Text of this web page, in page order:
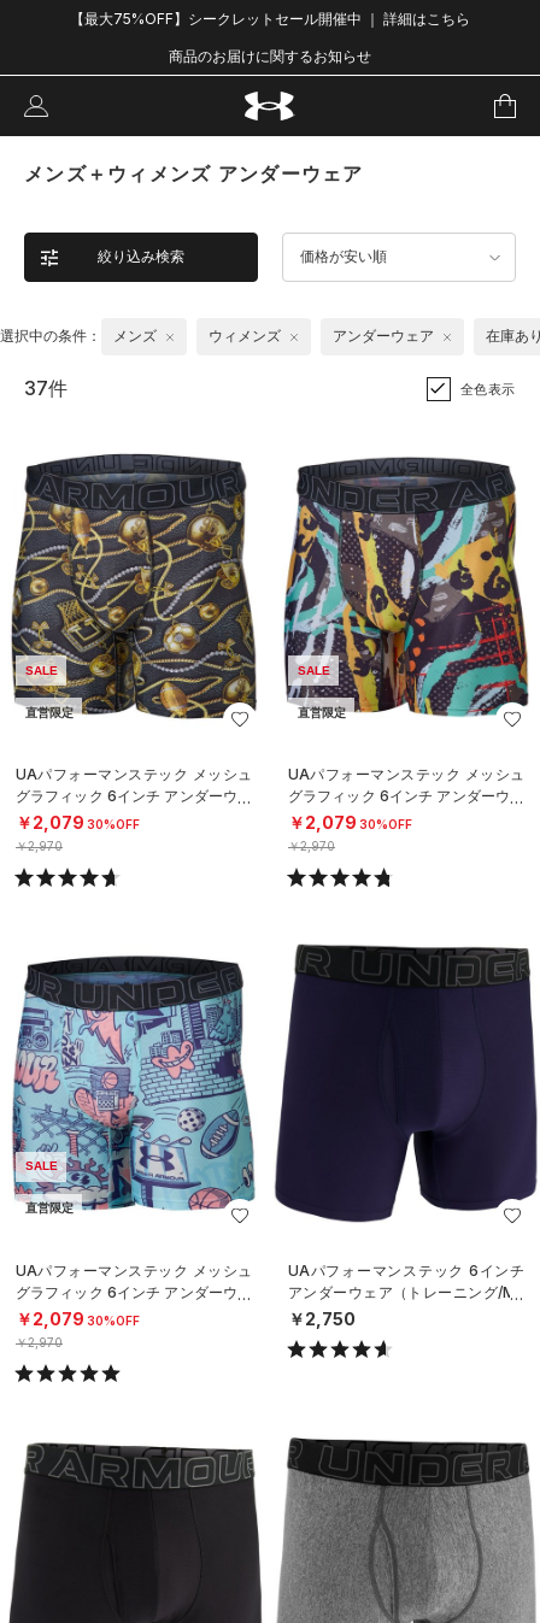
【最大75%OFF】シークレットセール開催中 ｜ 詳細はこちら
商品のお届けに関するお知らせ
メンズ＋ウィメンズ アンダーウェア
絞り込み検索 価格が安い順
選択中の条件： メンズ ウィメンズ アンダーウェア 在庫あ
37件 全色表示
SALE
直営限定
UAパフォーマンステック メッシュ
グラフィック 6インチ アンダーウェ
ア（トレーニング/MEN）
￥2,079 30%OFF
￥2,970
SALE
直営限定
UAパフォーマンステック メッシュ
グラフィック 6インチ アンダーウェ
ア（トレーニング/MEN）
￥2,079 30%OFF
￥2,970
SALE
直営限定
UAパフォーマンステック メッシュ
グラフィック 6インチ アンダーウェ
ア（トレーニング/MEN）
￥2,079 30%OFF
￥2,970
UAパフォーマンステック 6インチ
アンダーウェア（トレーニング/ME
N）
￥2,750